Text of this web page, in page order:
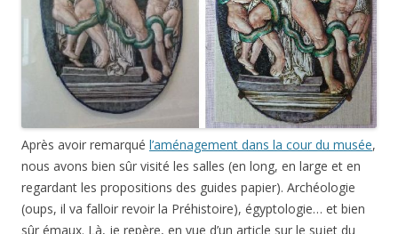
Après avoir remarqué l’aménagement dans la cour du musée,
nous avons bien sûr visité les salles (en long, en large et en
regardant les propositions des guides papier). Archéologie
(oups, il va falloir revoir la Préhistoire), égyptologie… et bien
sûr émaux. Là, je repère, en vue d’un article sur le sujet du